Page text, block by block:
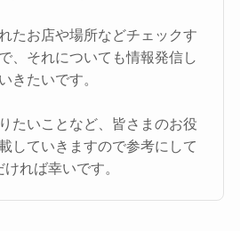
たお店や場所などチェックす
、それについても情報発信し
きたいです。
たいことなど、皆さまのお役
していきますので参考にして
ければ幸いです。